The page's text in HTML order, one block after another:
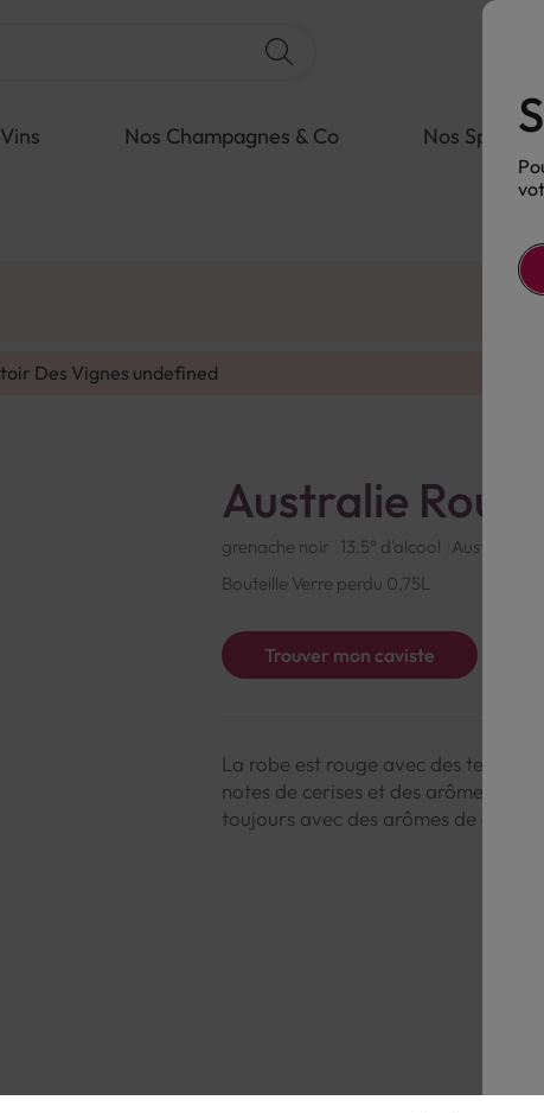
Nos Champagnes & Co Nos
Des Vignes undefined
Australie
grenache noir 13.5° d'alcool Australie
Bouteille Verre perdu 0,75L
Trouver mon caviste
La robe est rouge avec des teintes
notes de cerises et des arômes
toujours avec des arômes de